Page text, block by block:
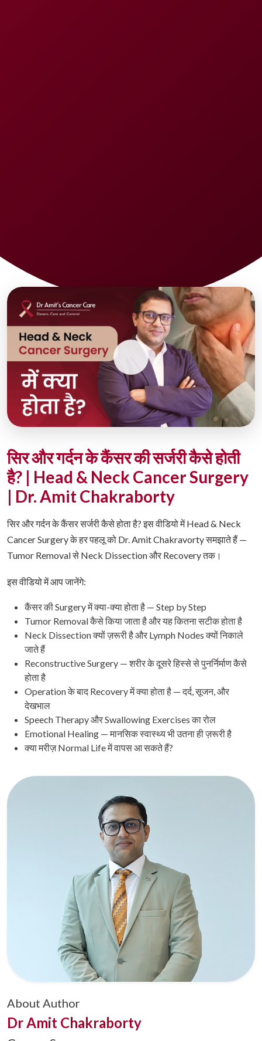
सिर और गर्दन के कैंसर की सर्जरी कैसे होती
है? | Head & Neck Cancer Surgery
| Dr. Amit Chakraborty
सिर और गर्दन के कैंसर सर्जरी कैसे होता है? इस वीडियो में Head & Neck
Cancer Surgery के हर पहलू को Dr. Amit Chakravorty समझाते हैं —
Tumor Removal से Neck Dissection और Recovery तक।
इस वीडियो में आप जानेंगे:
कैंसर की Surgery में क्या-क्या होता है — Step by Step
Tumor Removal कैसे किया जाता है और यह कितना सटीक होता है
Neck Dissection क्यों ज़रूरी है और Lymph Nodes क्यों निकाले
जाते हैं
Reconstructive Surgery — शरीर के दूसरे हिस्से से पुनर्निर्माण कैसे
होता है
Operation के बाद Recovery में क्या होता है — दर्द, सूजन, और
देखभाल
Speech Therapy और Swallowing Exercises का रोल
Emotional Healing — मानसिक स्वास्थ्य भी उतना ही ज़रूरी है
क्या मरीज़ Normal Life में वापस आ सकते हैं?
About Author
Dr Amit Chakraborty